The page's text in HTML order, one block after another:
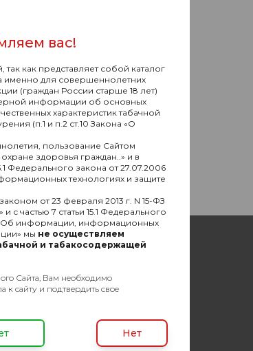
Каталог
Дисконт
Блог
вас!
как представляет собой каталог
именно для совершеннолетних
(граждан России старше 18 лет)
информации об основных
характеристик табачной
(п.1 и п.2 ст.10 Закона «О
пользование Сайтом
здоровья граждан..» и в
Федерального закона от 27.07.2006
технологиях и защите
от 23 февраля 2013 г. N 15-ФЗ
с частью 7 статьи 15.1 Федерального
«Об информации, информационных
мы не осуществляем
и табакосодержащей
Сайта, Вам необходимо
к сайту и подтвердить свое
Нет